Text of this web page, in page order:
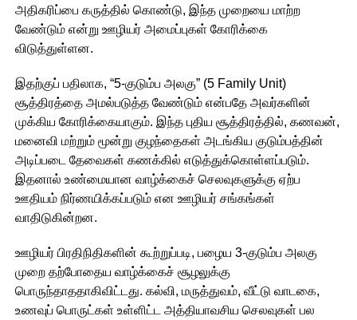
அதிகரிப்பை கருத்தில் கொண்டு, இந்த முறையை மாற்ற
வேண்டும் என்று ஊழியர் அமைப்புகள் கோரிக்கை
விடுத்துள்ளன.
இதற்குப் பதிலாக, “5-குடும்ப அலகு” (5 Family Unit)
சூத்திரத்தை அமல்படுத்த வேண்டும் என்பதே அவர்களின்
முக்கிய கோரிக்கையாகும். இந்த புதிய சூத்திரத்தில், கணவன்,
மனைவி மற்றும் மூன்று குழந்தைகள் அடங்கிய குடும்பத்தின்
அடிப்படை தேவைகள் கணக்கில் எடுத்துக்கொள்ளப்படும்.
இதனால் உண்மையான வாழ்க்கைச் செலவுகளுக்கு ஏற்ப
ஊதியம் நிர்ணயிக்கப்படும் என ஊழியர் சங்கங்கள்
வாதிடுகின்றன.
ஊழியர் பிரதிநிதிகளின் கூற்றுப்படி, பழைய 3-குடும்ப அலகு
முறை தற்போதைய வாழ்க்கைச் சூழலுக்கு
பொருந்தாததாகிவிட்டது. கல்வி, மருத்துவம், வீட்டு வாடகை,
உணவுப் பொருட்கள் உள்ளிட்ட அத்தியாவசிய செலவுகள் பல